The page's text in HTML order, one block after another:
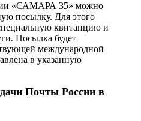
«САМАРА 35» можно
посылку. Для этого
квитанцию и
Посылка будет
международной
в указанную
Почты России в